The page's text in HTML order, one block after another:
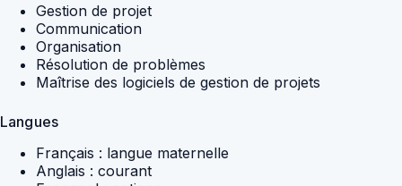
Gestion de projet
Communication
Organisation
Résolution de problèmes
Maîtrise des logiciels de gestion de projets
Langues
Français : langue maternelle
Anglais : courant